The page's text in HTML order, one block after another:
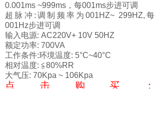
0.001ms ~999ms，每001ms步进可调
超脉冲:调制频率为001HZ~ 299HZ,每
001Hz步进可调
输入电源: AC220V+ 10V 50HZ
额定功率: 700VA
工作条件:环境温度: 5°C~40°C
相对温度: ≦80%RR
大气压: 70Kpa ~ 106Kpa
点击购买：